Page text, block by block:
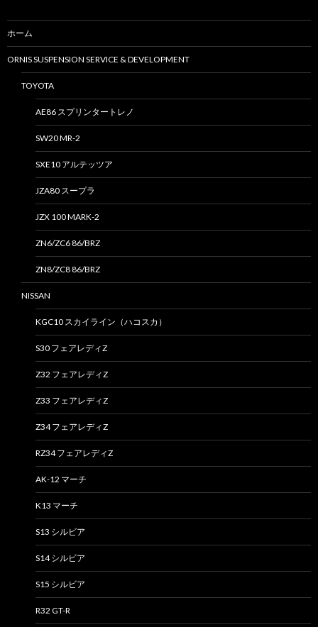
ホーム
ORNIS SUSPENSION SERVICE & DEVELOPMENT
TOYOTA
AE86 スプリンタートレノ
SW20 MR-2
SXE10 アルテッツア
JZA80 スープラ
JZX 100 MARK-2
ZN6/ZC6 86/BRZ
ZN8/ZC8 86/BRZ
NISSAN
KGC10 スカイライン（ハコスカ）
S30 フェアレディZ
Z32 フェアレディZ
Z33 フェアレディZ
Z34 フェアレディZ
RZ34 フェアレディZ
AK-12 マーチ
K13 マーチ
S13 シルビア
S14 シルビア
S15 シルビア
R32 GT-R